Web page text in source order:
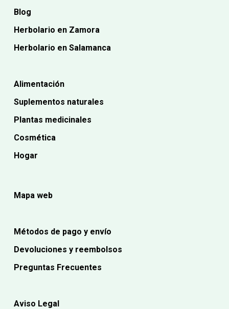
Blog
Herbolario en Zamora
Herbolario en Salamanca
Alimentación
Suplementos naturales
Plantas medicinales
Cosmética
Hogar
Mapa web
Métodos de pago y envío
Devoluciones y reembolsos
Preguntas Frecuentes
Aviso Legal